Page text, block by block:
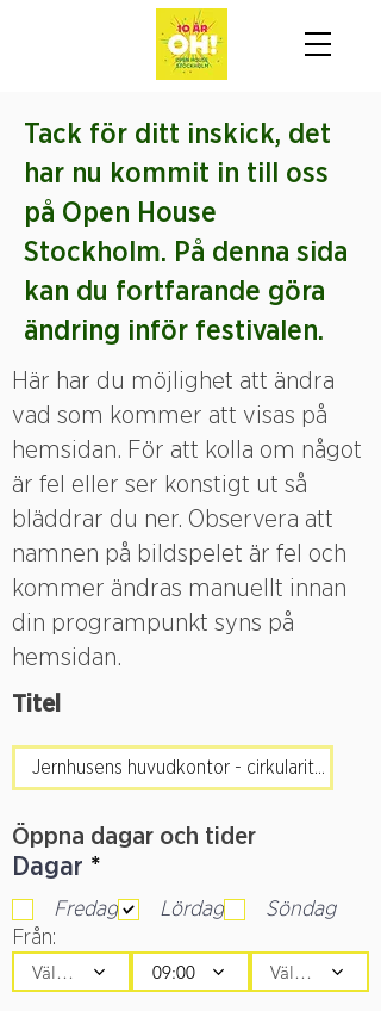
Tack för ditt inskick, det
har nu kommit in till oss
på Open House
Stockholm. På denna sida
kan du fortfarande göra
ändring inför festivalen.
Här har du möjlighet att ändra
vad som kommer att visas på
hemsidan. För att kolla om något
är fel eller ser konstigt ut så
bläddrar du ner. Observera att
namnen på bildspelet är fel och
kommer ändras manuellt innan
din programpunkt syns på
hemsidan.
Titel
Öppna dagar och tider
Dagar *
l
g
a
Fredag Lördag
Söndag
Från:
Välj en tid 09:00 Välj en tid